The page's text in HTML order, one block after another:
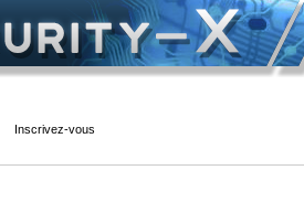
Inscrivez-vous